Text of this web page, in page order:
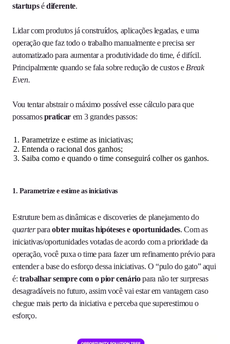
startupsédiferente.
Lidar com produtos já construídos, aplicações legadas, e uma
operação que faz todo o trabalho manualmente e precisa ser
automatizado para aumentar a produtividade do time, é difícil.
Principalmente quando se fala sobre redução de custos e Break
Even.
Vou tentar abstrair o máximo possível esse cálculo para que
possamospraticar em 3 grandes passos:
Parametrize e estime as iniciativas;
Entenda o racional dos ganhos;
Saiba como e quando o time conseguirá colher os ganhos.
1. Parametrize e estime as iniciativas
Estruture bem as dinâmicas e discoveries de planejamento do
quarterparaobter muitas hipóteses e oportunidades. Com as
iniciativas/oportunidades votadas de acordo com a prioridade da
operação, você puxa o time para fazer um refinamento prévio para
entender a base do esforço dessa iniciativas. O “pulo do gato” aqui
é: trabalhar sempre com o pior cenáriopara não ter surpresas
desagradáveis no futuro, assim você vai estar em vantagem caso
chegue mais perto da iniciativa e perceba que superestimou o
esforço.